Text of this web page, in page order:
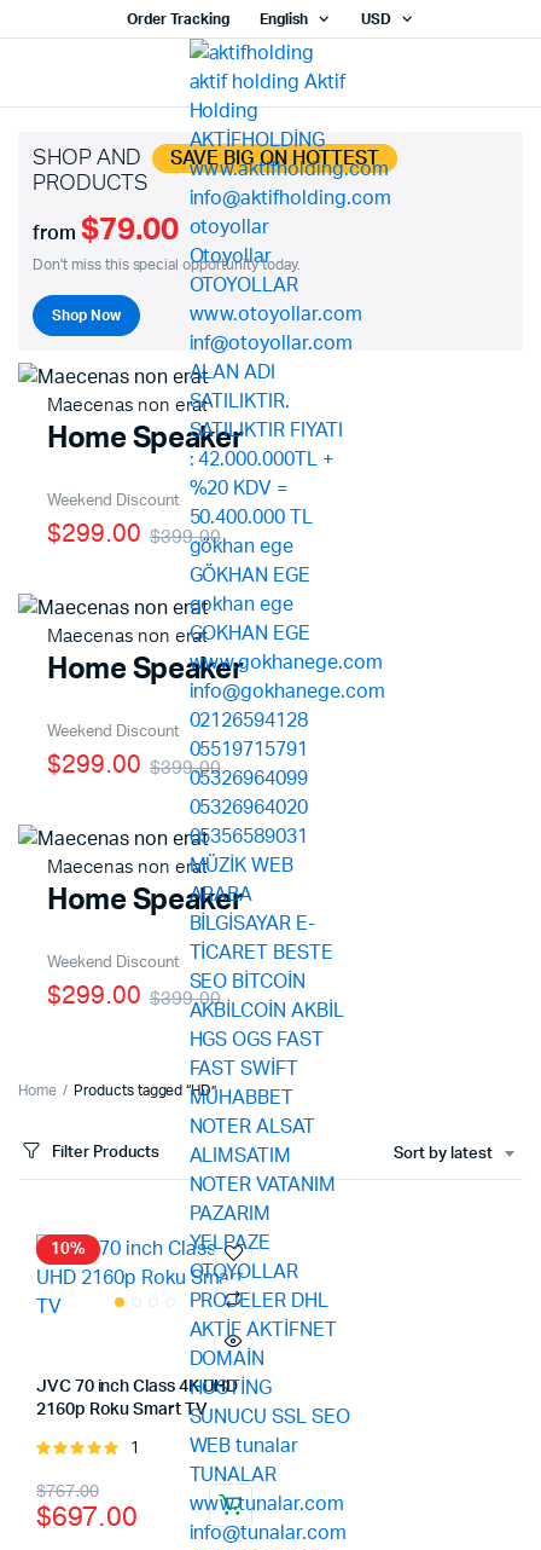
Order Tracking English USD
SHOP AND SAVE BIG ON HOTTEST
PRODUCTS
from $79.00
Don't miss this special opportunity today.
Shop Now
Maecenas non erat
Home Speaker
Weekend Discount
$399.00
$299.00
Maecenas non erat
Home Speaker
Weekend Discount
$399.00
$299.00
Maecenas non erat
Home Speaker
Weekend Discount
$399.00
$299.00
Home Products tagged “HD”
Filter Products Sort by latest
10%
JVC 70 inch Class 4K UHD
2160p Roku Smart TV
Rated
5
1
$767.00
Original
price
$697.00
Current
price